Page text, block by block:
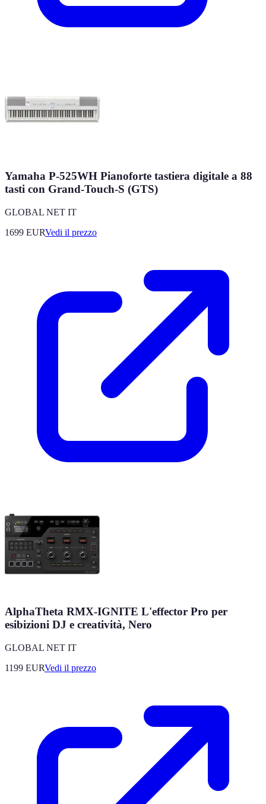
Yamaha P-525WH Pianoforte tastiera digitale a 88
tasti con Grand-Touch-S (GTS)
GLOBAL NET IT
1699 EURVedi il prezzo
AlphaTheta RMX-IGNITE L'effector Pro per
esibizioni DJ e creatività, Nero
GLOBAL NET IT
1199 EURVedi il prezzo